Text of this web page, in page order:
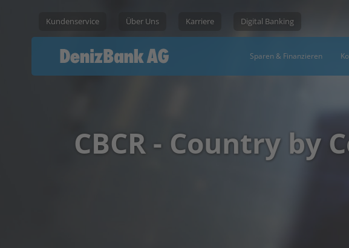
Kundenservice Über Uns Karriere Digital Banking
Sparen & Finanzieren
CBCR - Country by